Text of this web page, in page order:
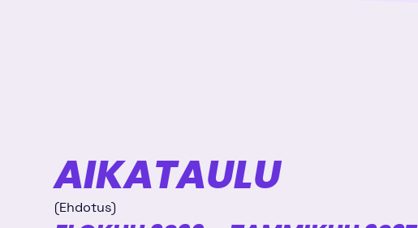
AIKATAULU
(Ehdotus)